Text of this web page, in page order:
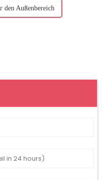
Außenbereich